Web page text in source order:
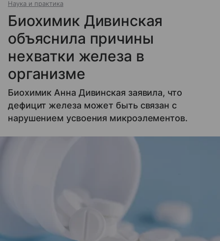
Наука и практика
Биохимик Дивинская
объяснила причины
нехватки железа в
организме
Биохимик Анна Дивинская заявила, что
дефицит железа может быть связан с
нарушением усвоения микроэлементов.